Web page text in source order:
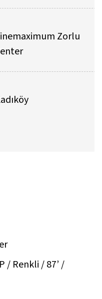
Zorlu
/ Renkli / 87’ /